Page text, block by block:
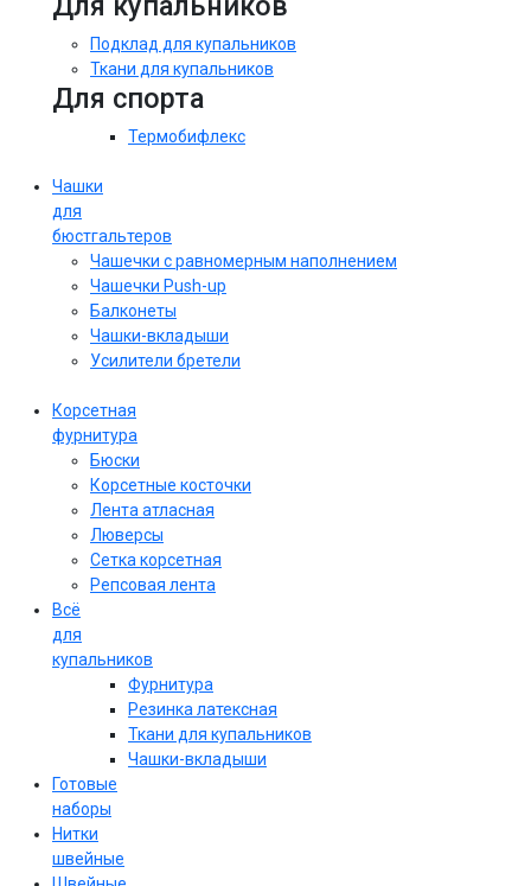
Подклад для купальников
Ткани для купальников
Для спорта
Термобифлекс
Чашки
для
бюстгальтеров
Чашечки с равномерным наполнением
Чашечки Push-up
Балконеты
Чашки-вкладыши
Усилители бретели
Корсетная
фурнитура
Бюски
Корсетные косточки
Лента атласная
Люверсы
Сетка корсетная
Репсовая лента
Всё
для
купальников
Фурнитура
Резинка латексная
Ткани для купальников
Чашки-вкладыши
Готовые
наборы
Нитки
швейные